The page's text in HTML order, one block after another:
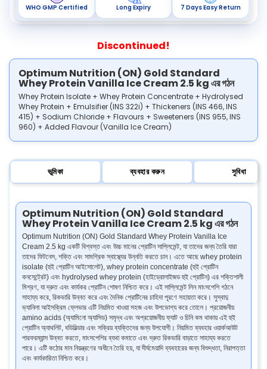
WHO GMP Certified Long Expiry 7 Days Easy Return
Discontinued!
Optimum Nutrition (ON) Gold Standard
Whey Protein Vanilla Ice Cream 2.5 kg এর গঠন
Whey Protein Isolate + Whey Protein Concentrate + Hydrolysed
Whey Protein + Emulsifier (INS 322i) + Thickeners (INS 466, INS
415) + Sodium Chloride + Flavours + Sweeteners (INS 955, INS
960) + Added Flavour (Vanilla Ice Cream)
ভূমিকা ব্যবহার করুন সুবিধা
Optimum Nutrition (ON) Gold Standard
Whey Protein Vanilla Ice Cream 2.5 kg এর গঠন
Optimum Nutrition (ON) Gold Standard Whey Protein Vanilla Ice
Cream 2.5 kg একটি বিশ্বস্ত এবং উচ্চ মানের প্রোটিন সাপ্লিমেন্ট, যা তাদের জন্য তৈরি যারা
তাদের ফিটনেস, শক্তি এবং সামগ্রিক স্বাস্থ্যের উন্নতি করতে চান। এতে আছে whey protein
isolate (হুই প্রোটিন আইসোলেট), whey protein concentrate (হুই প্রোটিন
কনসেন্ট্রেট) এবং hydrolysed whey protein (হাইড্রোলাইজড হুই প্রোটিন) এর শক্তিশালী
মিশ্রণ, যা দ্রুত এবং কার্যকর প্রোটিন শোষণ নিশ্চিত করে। এই সাপ্লিমেন্ট লিন মাংসপেশি গঠনে
সাহায্য করে, রিকভারি উন্নত করে এবং দৈনিক প্রোটিনের চাহিদা পূরণে সহায়তা করে। সুস্বাদু
ভ্যানিলা আইসক্রিম ফ্লেভার এটি নিয়মিত খাওয়া সহজ এবং উপভোগ্য করে তোলে। প্রয়োজনীয়
amino acids (অ্যামিনো অ্যাসিড) সমৃদ্ধ এবং অপ্রয়োজনীয় ফ্যাট ও চিনি কম থাকায় এই হুই
প্রোটিন অ্যাথলিট, বডিবিল্ডার এবং সক্রিয় ব্যক্তিদের জন্য উপযোগী। নিয়মিত ব্যবহার ওয়ার্কআউট
পারফরম্যান্স উন্নত করতে, মাংসপেশির ব্যথা কমাতে এবং দ্রুত রিকভারি বাড়াতে সাহায্য করতে
পারে। এটি কঠোর মান নিয়ন্ত্রণের অধীনে তৈরি হয়, যা দীর্ঘমেয়াদি ব্যবহারের জন্য বিশুদ্ধতা, নিরাপত্তা
এবং কার্যকারিতা নিশ্চিত করে।